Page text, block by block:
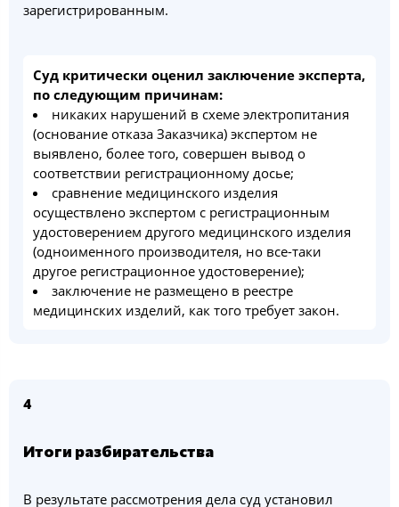
зарегистрированным.
Суд критически оценил заключение эксперта,
по следующим причинам:
никаких нарушений в схеме электропитания
(основание отказа Заказчика) экспертом не
выявлено, более того, совершен вывод о
соответствии регистрационному досье;
сравнение медицинского изделия
осуществлено экспертом с регистрационным
удостоверением другого медицинского изделия
(одноименного производителя, но все-таки
другое регистрационное удостоверение);
заключение не размещено в реестре
медицинских изделий, как того требует закон.
4
Итоги разбирательства
В результате рассмотрения дела суд установил